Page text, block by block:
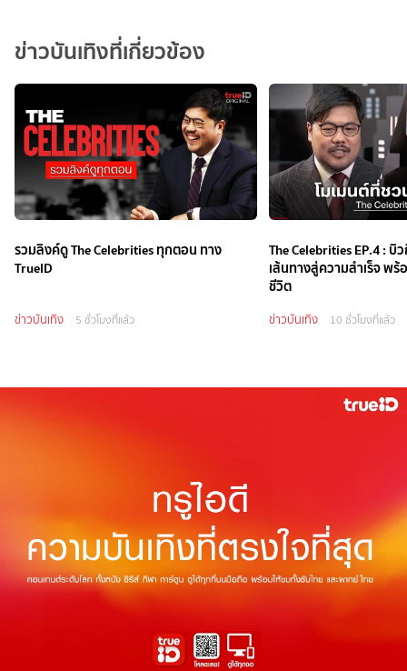
ข่าวบันเทิงที่เกี่ยวข้อง
รวมลิงค์ดู The Celebrities ทุกตอน ทาง
TrueID
ข่าวบันเทิง 5 ชั่วโมงที่แล้ว
The Celebrities EP.4 :
เส้นทางสู่ความสำเร็จ พร้
ชีวิต
ข่าวบันเทิง 10 ชั่วโมงที่แล้ว